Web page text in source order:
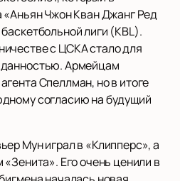
«Аньян Чжон Кван Джанг Ред
лиги (KBL).
с ЦСКА стало для
Армейцам
Спеллман, но в итоге
согласию на будущий
Мун играл в «Клипперс», а
«Зенита». Его очень ценили в